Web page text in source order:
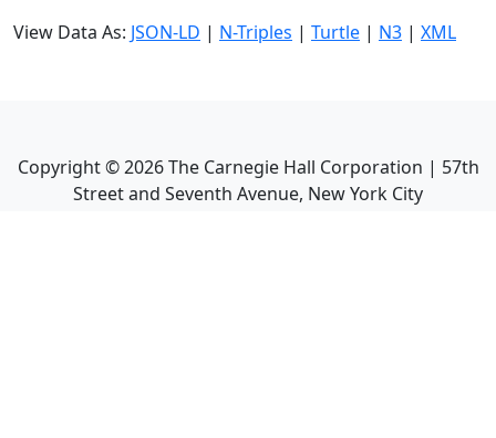
View Data As: JSON-LD | N-Triples | Turtle | N3 | XML
Copyright ©2026The Carnegie Hall Corporation | 57th
Street and Seventh Avenue, New York City